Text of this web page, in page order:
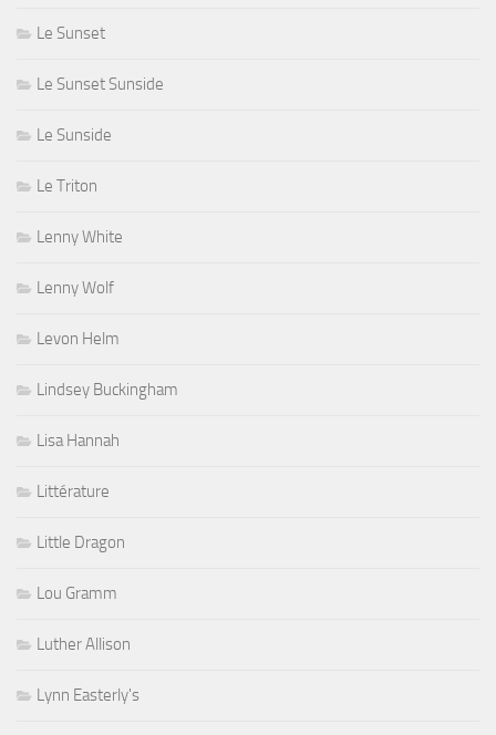
Le Sunset
Le Sunset Sunside
Le Sunside
Le Triton
Lenny White
Lenny Wolf
Levon Helm
Lindsey Buckingham
Lisa Hannah
Littérature
Little Dragon
Lou Gramm
Luther Allison
Lynn Easterly's